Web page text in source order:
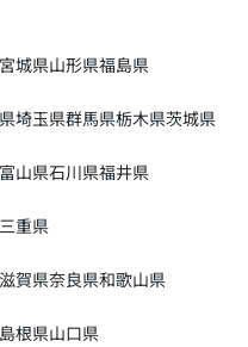
宮城県山形県福島県
埼玉県群馬県栃木県茨城県
富山県石川県福井県
三重県
滋賀県奈良県和歌山県
島根県山口県